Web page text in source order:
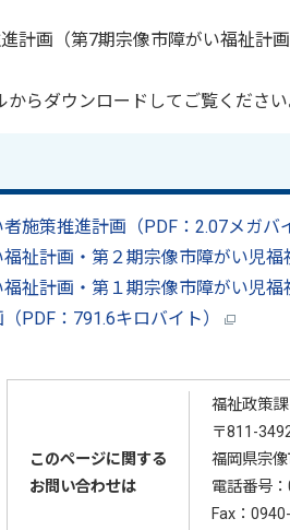
計画（第7期宗像市障がい福祉計
らダウンロードしてご覧ください
施策推進計画（PDF：2.07メガバ
祉計画・第２期宗像市障がい児福
祉計画・第１期宗像市障がい児福
PDF：791.6キロバイト）
このページに関する
お問い合わせは
福祉政策課
〒811-
福岡県宗
電話番号：
Fax：